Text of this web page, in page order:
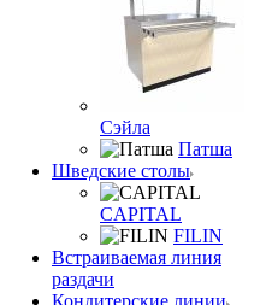
Сэйла
Патша
Шведские столы
CAPITAL
FILIN
Встраиваемая линия
раздачи
Кондитерские линии